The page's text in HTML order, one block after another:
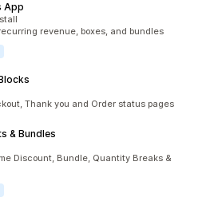
App
revenue, boxes, and bundles
Thank you and Order status pages
& Bundles
Discount, Bundle, Quantity Breaks &